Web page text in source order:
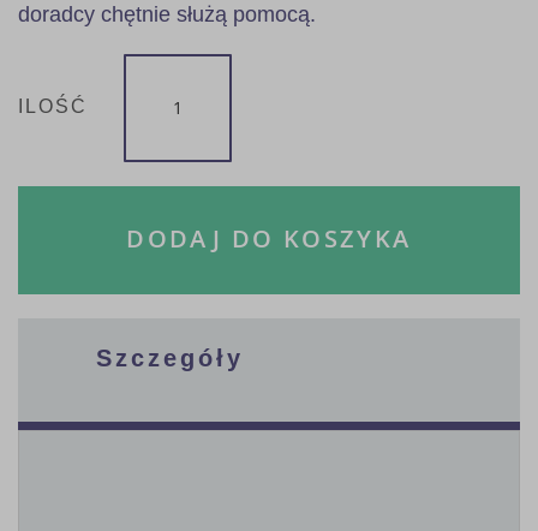
doradcy chętnie służą pomocą.
ILOŚĆ
DODAJ DO KOSZYKA
Szczegóły